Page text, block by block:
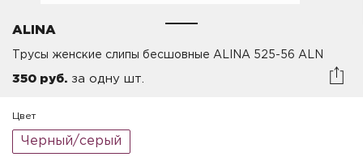
ALINA
Трусы женские слипы бесшовные ALINA 525-56 ALN
350 руб. за одну шт.
Цвет
Черный/серый